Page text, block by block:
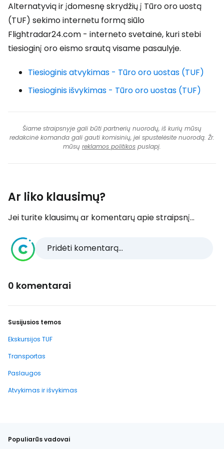
Alternatyvią ir įdomesnę skrydžių į Tūro oro uostą
(TUF) sekimo internetu formą siūlo
Flightradar24.com - interneto svetainė, kuri stebi
tiesioginį oro eismo srautą visame pasaulyje.
Tiesioginis atvykimas - Tūro oro uostas (TUF)
Tiesioginis išvykimas - Tūro oro uostas (TUF)
Šiame straipsnyje gali būti partnerių nuorodų, iš kurių mūsų
redakcinė komanda gali gauti komisinių, jei spustelėsite nuorodą. Žr.
mūsų reklamos politikos puslapį.
Ar liko klausimų?
Jei turite klausimų ar komentarų apie straipsnį...
Pridėti komentarą...
0 komentarai
Susijusios temos
Ekskursijos TUF
Transportas
Paslaugos
Atvykimas ir išvykimas
Populiarūs vadovai